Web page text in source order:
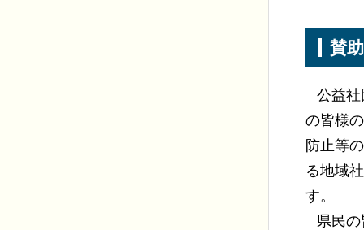
賛
公益
の皆様
防止等
る地域
す。
県民